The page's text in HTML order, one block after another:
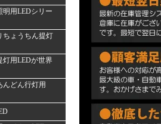
明用LEDシリー
ちょうちん提灯
灯用LEDが世界
んどん行灯用